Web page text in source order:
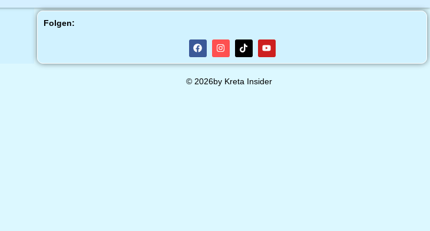
Folgen:
© 2026by Kreta Insider